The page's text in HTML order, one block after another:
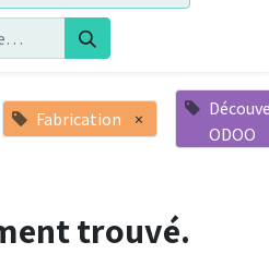
Fabrication ×
ODOO
trouvé.